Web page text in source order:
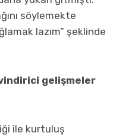
söylemekte
lazım” şeklinde
gelişmeler
ile kurtuluş